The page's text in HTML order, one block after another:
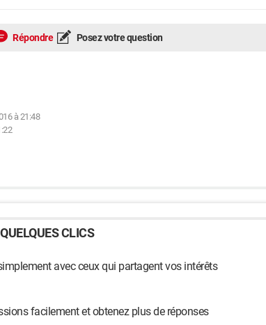
Répondre Posez votre question
à 21:48
CLICS
avec ceux qui partagent vos intérêts
facilement et obtenez plus de réponses